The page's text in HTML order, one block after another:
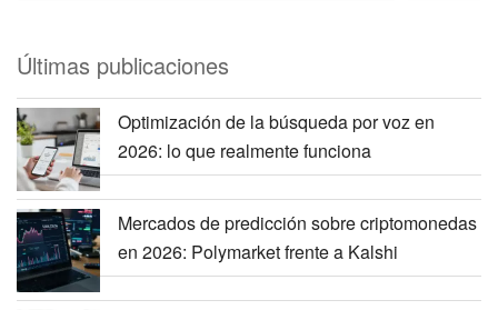
Últimas publicaciones
Optimización de la búsqueda por voz en
2026: lo que realmente funciona
Mercados de predicción sobre criptomonedas
en 2026: Polymarket frente a Kalshi